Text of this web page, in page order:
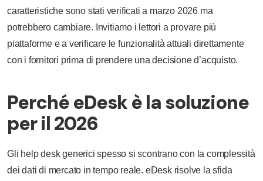
caratteristiche sono stati verificati a marzo 2026 ma
potrebbero cambiare. Invitiamo i lettori a provare più
piattaforme e a verificare le funzionalità attuali direttamente
con i fornitori prima di prendere una decisione d’acquisto.
Perché eDesk è la soluzione
per il 2026
Gli help desk generici spesso si scontrano con la complessità
dei dati di mercato in tempo reale. eDesk risolve la sfida